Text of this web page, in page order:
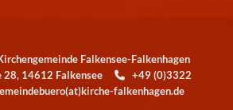
Falkensee-Falkenhagen
28, 14612 Falkensee
+49 (0)3322
falkenhagen.de